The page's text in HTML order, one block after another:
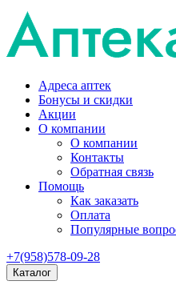
Адреса аптек
Бонусы и скидки
Акции
О компании
О компании
Контакты
Обратная связь
Помощь
Как заказать
Оплата
Популярные
+7(958)578-09-28
Каталог